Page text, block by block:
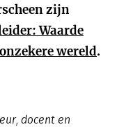
zijn
Waarde
wereld.
docent en